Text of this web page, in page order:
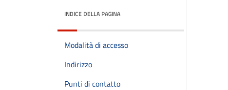
INDICE DELLA PAGINA
Modalità di accesso
Indirizzo
Punti di contatto